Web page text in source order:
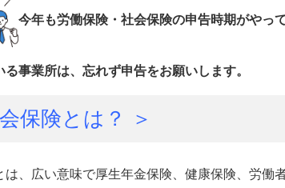
今年も労働保険・社会保険の申告時期がやっ
る事業所は、忘れず申告をお願いします。
保険とは？ ＞
は、広い意味で厚生年金保険、健康保険、労働